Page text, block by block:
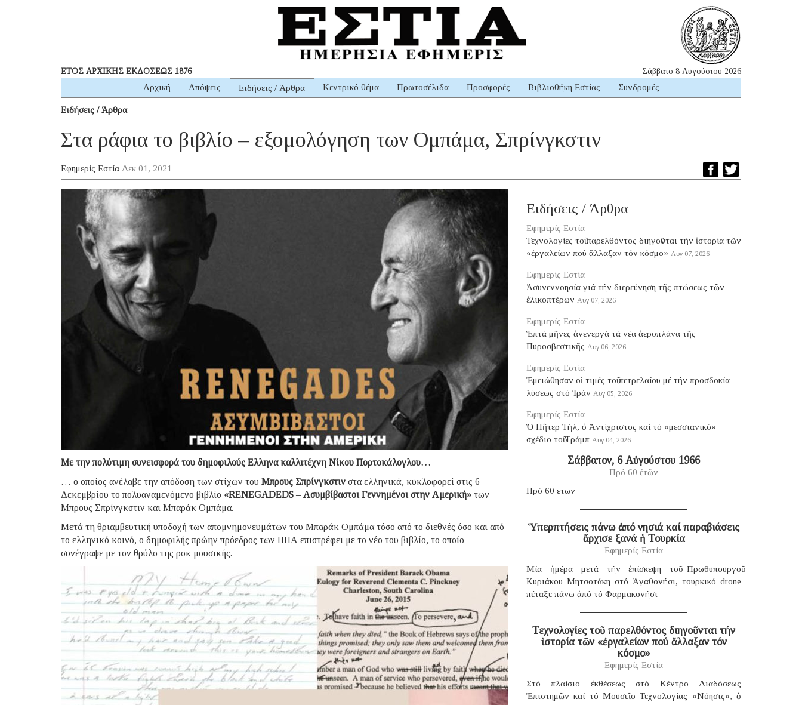
ΕΤΟΣ ΑΡΧΙΚΗΣ ΕΚΔΟΣΕΩΣ 1876 Σάββατο 8 Αυγούστου 2026
Αρχική Απόψεις Ειδήσεις / Άρθρα Κεντρικό θέμα Πρωτοσέλιδα Προσφορές Βιβλιοθήκη Εστίας Συνδρομές
Ειδήσεις / Άρθρα
Στα ράφια το βιβλίο – εξομολόγηση των Ομπάμα, Σπρίνγκστιν
Εφημερίς Εστία Δεκ 01, 2021
Με την πολύτιμη συνεισφορά του δημοφιλούς Ελληνα καλλιτέχνη Νίκου Πορτοκάλογλου…
… ο οποίος ανέλαβε την απόδοση των στίχων του Μπρους Σπρίνγκστιν στα ελληνικά, κυκλοφορεί στις 6
Δεκεμβρίου το πολυαναμενόμενο βιβλίο «RENEGADEDS – Ασυμβίβαστοι Γεννημένοι στην Αμερική» των
Μπρους Σπρίνγκστιν και Μπαράκ Ομπάμα.
Μετά τη θριαμβευτική υποδοχή των απομνημονευμάτων του Μπαράκ Ομπάμα τόσο από το διεθνές όσο και από
το ελληνικό κοινό, ο δημοφιλής πρώην πρόεδρος των ΗΠΑ επιστρέφει με το νέο του βιβλίο, το οποίο
συνέγραψε με τον θρύλο της ροκ μουσικής.
Ειδήσεις / Άρθρα
Εφημερίς Εστία
Τεχνολογίες τοῦ παρελθόντος διηγοῦνται τήν ἱστορία τῶν
«ἐργαλείων πού ἄλλαξαν τόν κόσμο» Αυγ 07, 2026
Εφημερίς Εστία
Ἀσυνεννοησία γιά τήν διερεύνηση τῆς πτώσεως τῶν
ἑλικοπτέρων Αυγ 07, 2026
Εφημερίς Εστία
Ἑπτά μῆνες ἀνενεργά τά νέα ἀεροπλάνα τῆς
Πυροσβεστικῆς Αυγ 06, 2026
Εφημερίς Εστία
Ἐμειώθησαν οἱ τιμές τοῦ πετρελαίου μέ τήν προσδοκία
λύσεως στό Ἰράν Αυγ 05, 2026
Εφημερίς Εστία
Ὁ Πῆτερ Τήλ, ὁ Ἀντίχριστος καί τό «μεσσιανικό»
σχέδιο τοῦ Τράμπ Αυγ 04, 2026
Σάββατον, 6 Αὐγούστου 1966
Πρό 60 ἐτῶν
Πρό 60 ετων
Ὑπερπτήσεις πάνω ἀπό νησιά καί παραβιάσεις
ἄρχισε ξανά ἡ Τουρκία
Εφημερίς Εστία
Μία ἡμέρα μετά τήν ἐπίσκεψη τοῦ Πρωθυπουργοῦ
Κυριάκου Μητσοτάκη στό Ἀγαθονήσι, τουρκικό drone
πέταξε πάνω ἀπό τό Φαρμακονήσι
Τεχνολογίες τοῦ παρελθόντος διηγοῦνται τήν
ἱστορία τῶν «ἐργαλείων πού ἄλλαξαν τόν
κόσμο»
Εφημερίς Εστία
Στό πλαίσιο ἐκθέσεως στό Κέντρο Διαδόσεως
Ἐπιστημῶν καί τό Μουσεῖο Τεχνολογίας «Νόησις», ὁ